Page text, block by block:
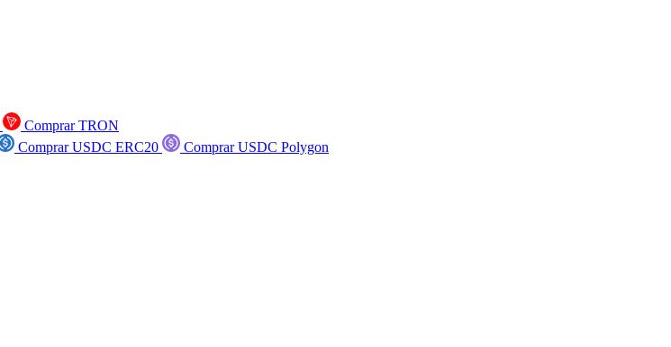
Comprar TRON
Comprar USDC ERC20
Comprar USDC Polygon